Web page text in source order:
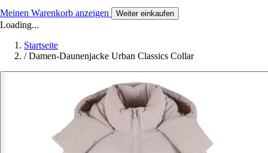
Meinen Warenkorb anzeigen Weiter einkaufen
Loading...
Startseite
/ Damen-Daunenjacke Urban Classics Collar